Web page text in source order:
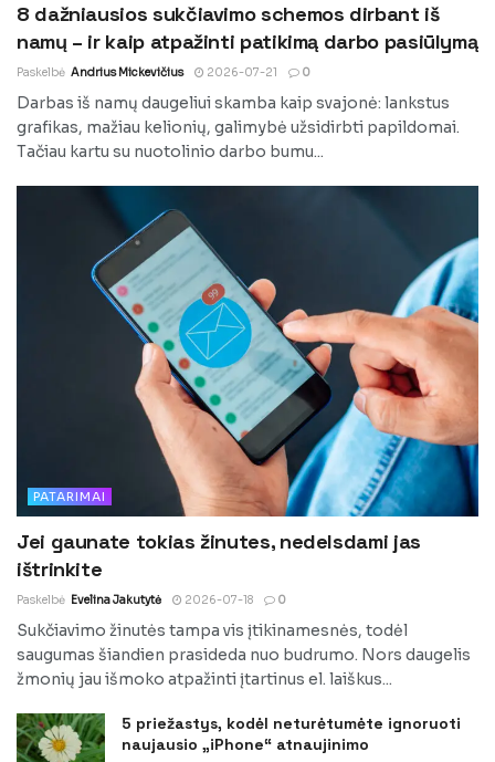
8 dažniausios sukčiavimo schemos dirbant iš
namų – ir kaip atpažinti patikimą darbo pasiūlymą
Paskelbė Andrius Mickevičius 2026-07-21 0
Darbas iš namų daugeliui skamba kaip svajonė: lankstus
grafikas, mažiau kelionių, galimybė užsidirbti papildomai.
Tačiau kartu su nuotolinio darbo bumu...
PATARIMAI
Jei gaunate tokias žinutes, nedelsdami jas
ištrinkite
Paskelbė Evelina Jakutytė 2026-07-18 0
Sukčiavimo žinutės tampa vis įtikinamesnės, todėl
saugumas šiandien prasideda nuo budrumo. Nors daugelis
žmonių jau išmoko atpažinti įtartinus el. laiškus...
5 priežastys, kodėl neturėtumėte ignoruoti
naujausio „iPhone“ atnaujinimo